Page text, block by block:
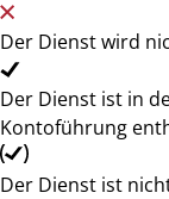
Der Dienst wird
Der Dienst ist in
Kontoführung
Der Dienst ist